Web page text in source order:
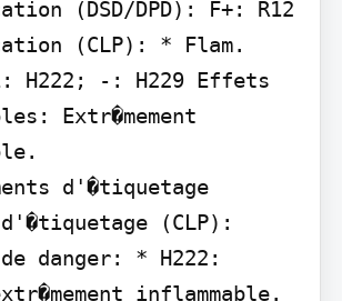
(DSD/DPD): F+: R12
(CLP): * Flam.
H222; -: H229 Effets
Extr�mement
d'�tiquetage
(CLP):
danger: * H222:
inflammable.